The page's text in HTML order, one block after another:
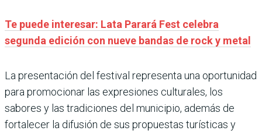
Te puede interesar: Lata Parará Fest celebra
segunda edición con nueve bandas de rock y metal
La presentación del festival representa una oportunidad
para promocionar las expresiones culturales, los
sabores y las tradiciones del municipio, además de
fortalecer la difusión de sus propuestas turísticas y